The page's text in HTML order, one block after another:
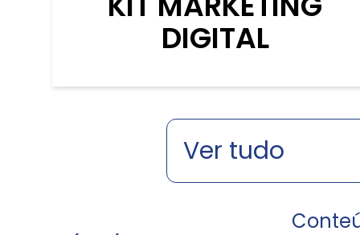
DIGITAL